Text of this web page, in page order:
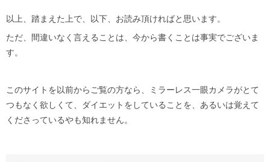
以上、踏まえた上で、以下、お読み頂ければと思います。
ただ、間違いなく言えることは、今から書くことは事実でございま
す。
このサイトを以前からご覧の方なら、ミラーレス一眼カメラがとて
つもなく欲しくて、ダイエットをしていることを、あるいは覚えて
くださっているやも知れません。